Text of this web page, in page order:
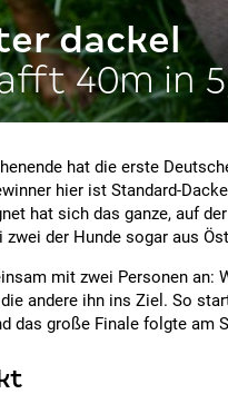
dackel
40m in
hat die erste
hier ist Standard-
hat sich das ganze, auf
zwei der Hunde sogar aus
mit zwei Personen an:
andere ihn ins Ziel. So
das große Finale folgte am